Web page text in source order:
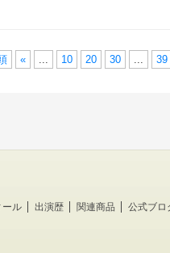
« ... 10 20 30 ... 39
ール 出演歴 関連商品 公式ブロ